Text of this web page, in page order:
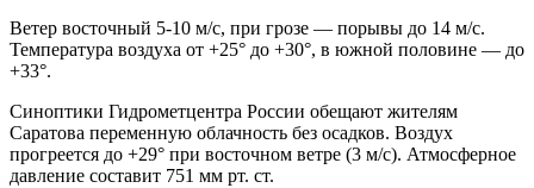
Ветер восточный 5-10 м/с, при грозе — порывы до 14 м/с.
Температура воздуха от +25° до +30°, в южной половине — до
+33°.
Синоптики Гидрометцентра России обещают жителям
Саратова переменную облачность без осадков. Воздух
прогреется до +29° при восточном ветре (3 м/с). Атмосферное
давление составит 751 мм рт. ст.